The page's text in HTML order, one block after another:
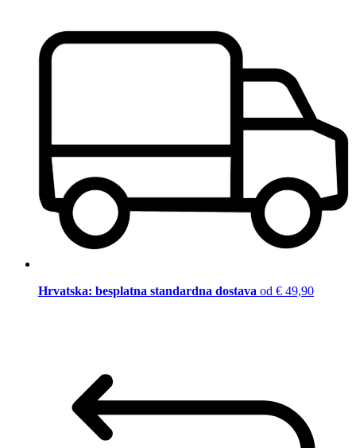
Hrvatska: besplatna standardna dostava od € 49,90